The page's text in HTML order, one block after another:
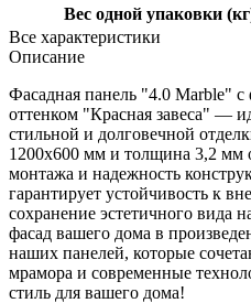
Вес одной упаковки
Все характеристики
Описание
Фасадная панель "4.0 Marble"
оттенком "Красная завеса" —
стильной и долговечной
1200x600 мм и толщина 3,2 мм
монтажа и надежность
гарантирует устойчивость к
сохранение эстетичного вида
фасад вашего дома в
наших панелей, которые
мрамора и современные
стиль для вашего дома!